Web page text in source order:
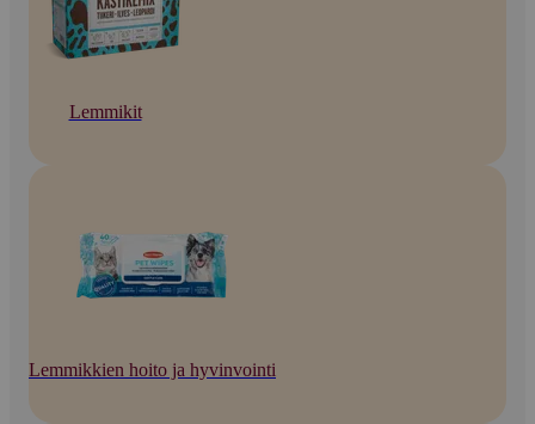
Lemmikit
Lemmikkien hoito ja hyvinvointi